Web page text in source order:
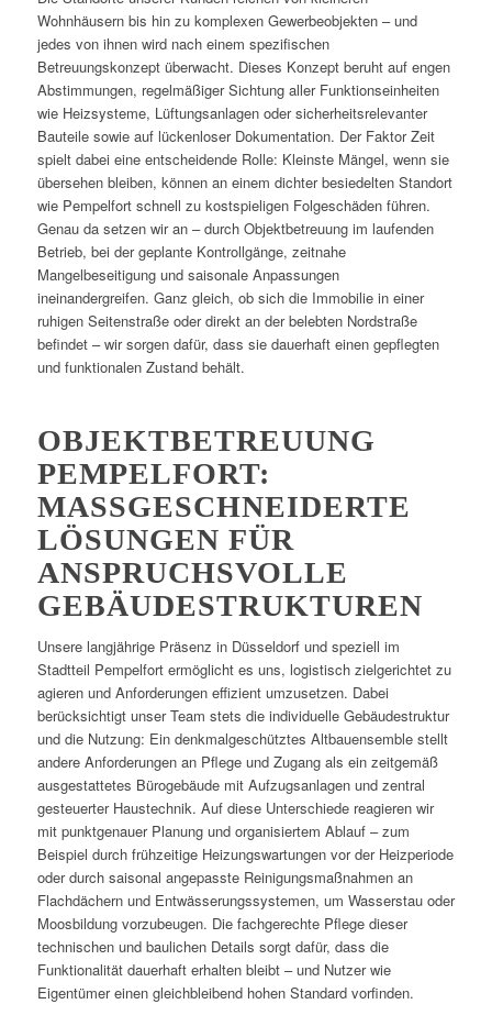
Wohnhäusern bis hin zu komplexen Gewerbeobjekten – und
jedes von ihnen wird nach einem spezifischen
Betreuungskonzept überwacht. Dieses Konzept beruht auf engen
Abstimmungen, regelmäßiger Sichtung aller Funktionseinheiten
wie Heizsysteme, Lüftungsanlagen oder sicherheitsrelevanter
Bauteile sowie auf lückenloser Dokumentation. Der Faktor Zeit
spielt dabei eine entscheidende Rolle: Kleinste Mängel, wenn sie
übersehen bleiben, können an einem dichter besiedelten Standort
wie Pempelfort schnell zu kostspieligen Folgeschäden führen.
Genau da setzen wir an – durch Objektbetreuung im laufenden
Betrieb, bei der geplante Kontrollgänge, zeitnahe
Mangelbeseitigung und saisonale Anpassungen
ineinandergreifen. Ganz gleich, ob sich die Immobilie in einer
ruhigen Seitenstraße oder direkt an der belebten Nordstraße
befindet – wir sorgen dafür, dass sie dauerhaft einen gepflegten
und funktionalen Zustand behält.
OBJEKTBETREUUNG
PEMPELFORT:
MASSGESCHNEIDERTE L
ÖSUNGEN FÜR A
NSPRUCHSVOLLE G
EBÄUDESTRUKTUREN
Unsere langjährige Präsenz in Düsseldorf und speziell im
Stadtteil Pempelfort ermöglicht es uns, logistisch zielgerichtet zu
agieren und Anforderungen effizient umzusetzen. Dabei
berücksichtigt unser Team stets die individuelle Gebäudestruktur
und die Nutzung: Ein denkmalgeschütztes Altbauensemble stellt
andere Anforderungen an Pflege und Zugang als ein zeitgemäß
ausgestattetes Bürogebäude mit Aufzugsanlagen und zentral
gesteuerter Haustechnik. Auf diese Unterschiede reagieren wir
mit punktgenauer Planung und organisiertem Ablauf – zum
Beispiel durch frühzeitige Heizungswartungen vor der Heizperiode
oder durch saisonal angepasste Reinigungsmaßnahmen an
Flachdächern und Entwässerungssystemen, um Wasserstau oder
Moosbildung vorzubeugen. Die fachgerechte Pflege dieser
technischen und baulichen Details sorgt dafür, dass die
Funktionalität dauerhaft erhalten bleibt – und Nutzer wie
Eigentümer einen gleichbleibend hohen Standard vorfinden.